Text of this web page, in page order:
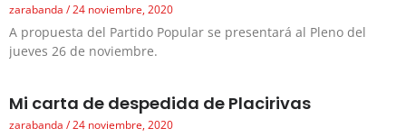
zarabanda 24 noviembre, 2020
A propuesta del Partido Popular se presentará al Pleno del
jueves 26 de noviembre.
Mi carta de despedida de Placirivas
zarabanda 24 noviembre, 2020